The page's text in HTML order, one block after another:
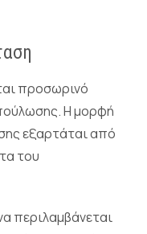
προσωρινό
Η μορφή
εξαρτάται από
του
περιλαμβάνεται